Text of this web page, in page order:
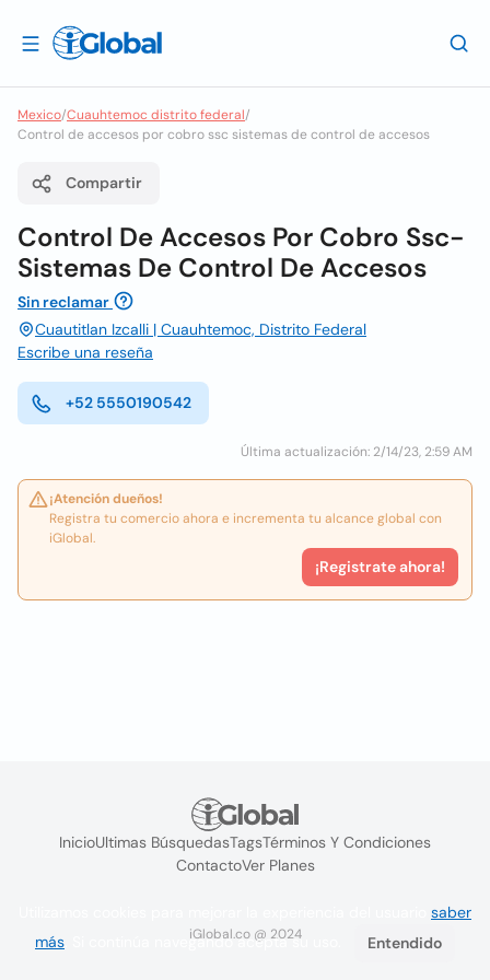
Mexico/Cuauhtemoc distrito federal/
Control de accesos por cobro ssc sistemas de control de accesos
Compartir
Control De Accesos Por Cobro Ssc-
Sistemas De Control De Accesos
Sin reclamar
Cuautitlan Izcalli | Cuauhtemoc, Distrito Federal
Escribe una reseña
+52 5550190542
Última actualización: 2/14/23, 2:59 AM
¡Atención dueños!
Registra tu comercio ahora e incrementa tu alcance global con
iGlobal.
¡Registrate ahora!
InicioUltimas BúsquedasTagsTérminos Y Condiciones
ContactoVer Planes
iGlobal.co @ 2024
saber
más . Si continúa navegando acepta su uso. Entendido